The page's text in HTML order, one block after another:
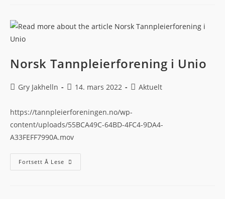
Norsk Tannpleierforening i Unio
Gry Jakhelln 14. mars 2022 Aktuelt
https://tannpleierforeningen.no/wp-
content/uploads/55BCA49C-64BD-4FC4-9DA4-
A33FEFF7990A.mov
Fortsett Å Lese